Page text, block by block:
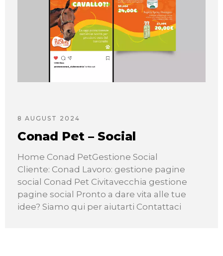
8 AUGUST 2024
Conad Pet – Social
Home Conad PetGestione Social
Cliente: Conad Lavoro: gestione pagine
social Conad Pet Civitavecchia gestione
pagine social Pronto a dare vita alle tue
idee? Siamo qui per aiutarti Contattaci